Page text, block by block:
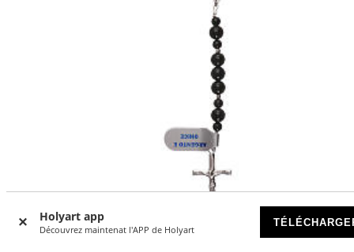
Holyart app
Découvrez maintenat l'APP de Holyart